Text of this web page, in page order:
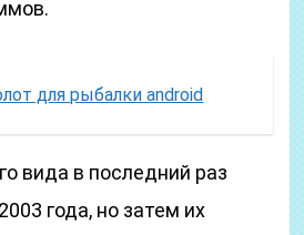
для рыбалки android
вида в последний раз
года, но затем их